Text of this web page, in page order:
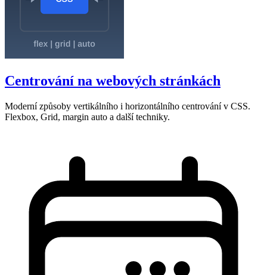
Centrování na webových stránkách
Moderní způsoby vertikálního i horizontálního centrování v CSS.
Flexbox, Grid, margin auto a další techniky.